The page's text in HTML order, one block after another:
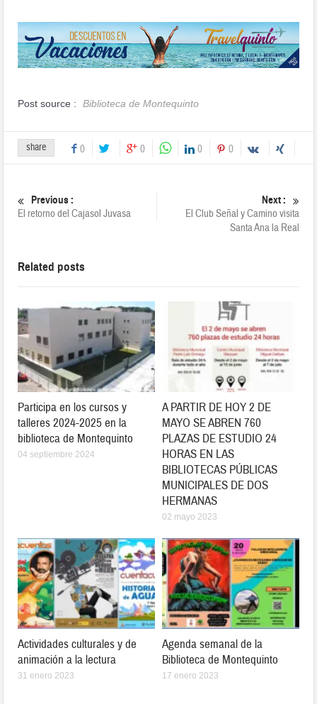
Post source : Biblioteca de Montequinto
share 0 0 0 0
Previous :
El retorno del Cajasol Juvasa
Next :
El Club Señal y Camino visita
Santa Ana la Real
Related posts
Participa en los cursos y
talleres 2024-2025 en la
biblioteca de Montequinto
04 septiembre 2024
A PARTIR DE HOY 2 DE
MAYO SE ABREN 760
PLAZAS DE ESTUDIO 24
HORAS EN LAS
BIBLIOTECAS PÚBLICAS
MUNICIPALES DE DOS
HERMANAS
02 mayo 2023
Actividades culturales y de
animación a la lectura
31 enero 2023
Agenda semanal de la
Biblioteca de Montequinto
17 enero 2023